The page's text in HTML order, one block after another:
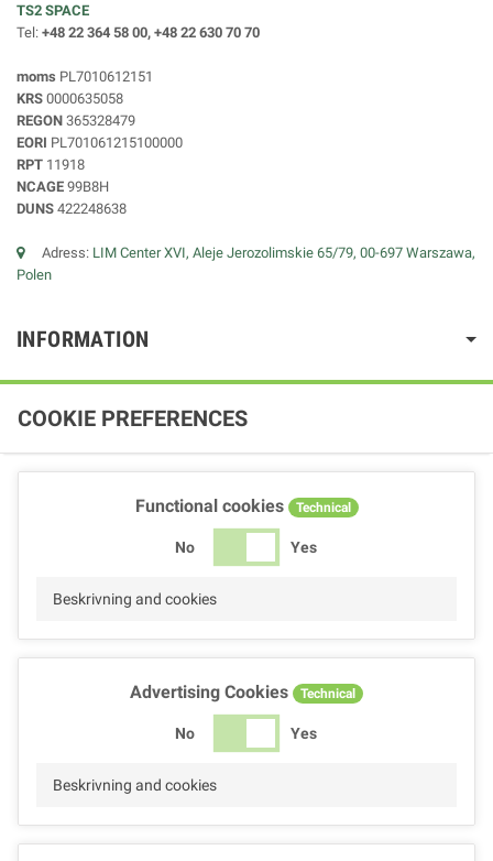
TS2 SPACE
Tel: +48 22 364 58 00, +48 22 630 70 70
moms PL7010612151
KRS 0000635058
REGON 365328479
EORI PL701061215100000
RPT 11918
NCAGE 99B8H
DUNS 422248638
Adress: LIM Center XVI, Aleje Jerozolimskie 65/79, 00-697 Warszawa,
Polen
INFORMATION
COOKIE PREFERENCES
Functional cookies Technical
No Yes
Beskrivning and cookies
Advertising Cookies Technical
No Yes
Beskrivning and cookies